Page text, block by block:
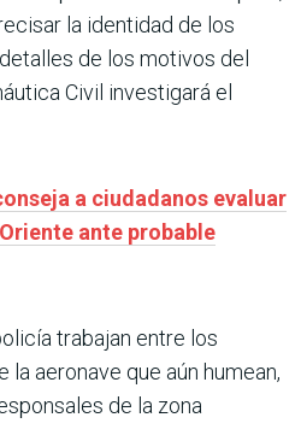
la identidad de los
de los motivos del
Civil investigará el
a ciudadanos evaluar
ante probable
trabajan entre los
aeronave que aún humean,
de la zona